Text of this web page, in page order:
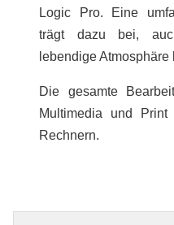
Logic Pro. Eine
trägt dazu bei,
lebendige
Die gesamte
Multimedia und
Rechnern.